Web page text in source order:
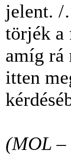
jelent. /
törjék a
amíg
itten
(MOL –